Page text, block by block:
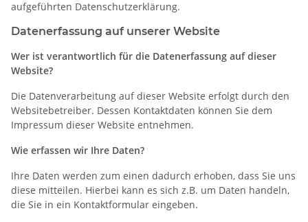
aufgeführten Datenschutzerklärung.
Datenerfassung auf unserer Website
Wer ist verantwortlich für die Datenerfassung auf dieser
Website?
Die Datenverarbeitung auf dieser Website erfolgt durch den
Websitebetreiber. Dessen Kontaktdaten können Sie dem
Impressum dieser Website entnehmen.
Wie erfassen wir Ihre Daten?
Ihre Daten werden zum einen dadurch erhoben, dass Sie uns
diese mitteilen. Hierbei kann es sich z.B. um Daten handeln,
die Sie in ein Kontaktformular eingeben.